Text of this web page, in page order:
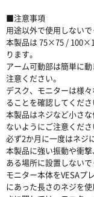
■注意事項
用途以外で使用しないで
本製品は 75×75 /
ります。
アーム可動部は簡単に
注意ください。
デスク、モニターは様
ることを確認してくださ
本製品はネジなど小さ
ないようにご注意くださ
必ず2か月に一度はネジ
本製品に強い振動や衝
ある場所に設置しないで
モニター本体をVESAプ
にあった長さのネジを